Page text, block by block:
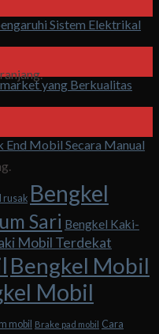
Sistem Elektrikal
yang Berkualitas
End Mobil Secara Manual
rusak Bengkel
Sari Bengkel Kaki-
Mobil Terdekat
Bengkel Mobil
Mobil
mobil Brake pad mobil
Cara